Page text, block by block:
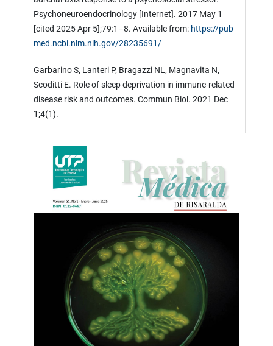
Psychoneuroendocrinology [Internet]. 2017 May 1
[cited 2025 Apr 5];79:1–8. Available from: https://pub
med.ncbi.nlm.nih.gov/28235691/
Garbarino S, Lanteri P, Bragazzi NL, Magnavita N,
Scoditti E. Role of sleep deprivation in immune-related
disease risk and outcomes. Commun Biol. 2021 Dec
1;4(1).